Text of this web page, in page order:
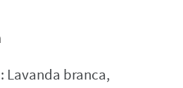
: Lavanda branca,